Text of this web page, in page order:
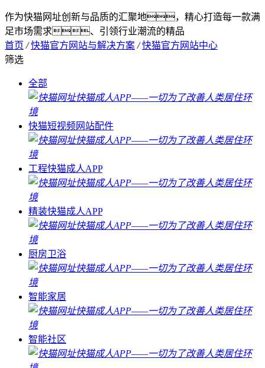
作为快猫网址创新与品质的汇聚地，精心打造每一款满
足市场需求、引领行业潮流的精品
首页 / 快猫官方网站与解决方案 / 快猫官方网站中心
筛选
全部
快猫短视频网站配件
工程快猫成人APP
精装快猫成人APP
厨房卫浴
智能家居
智能社区